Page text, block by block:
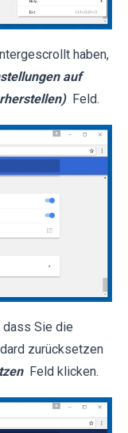
haben,
auf
Feld.
Sie die
zurücksetzen
Feld klicken.